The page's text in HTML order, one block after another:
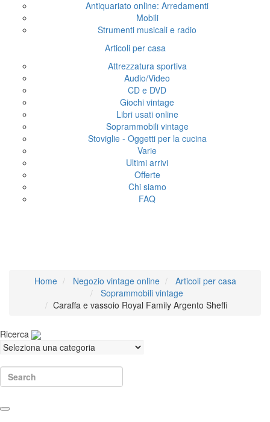
Antiquariato online: Arredamenti
Mobili
Strumenti musicali e radio
Articoli per casa
Attrezzatura sportiva
Audio/Video
CD e DVD
Giochi vintage
Libri usati online
Soprammobili vintage
Stoviglie - Oggetti per la cucina
Varie
Ultimi arrivi
Offerte
Chi siamo
FAQ
Home Negozio vintage online
Articoli per casa
Soprammobili vintage
Caraffa e vassoio Royal Family Argento Sheffi
Ricerca
Search